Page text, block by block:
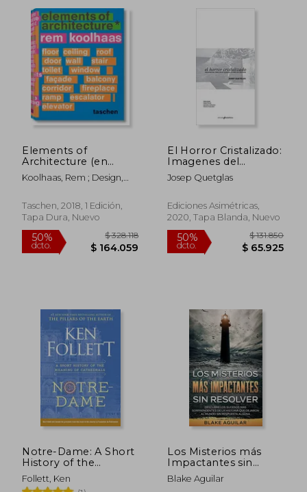
50%
dcto.
$ 118.989
$ 59.495
50%
dcto.
50%
dcto.
Elements of
Architecture (en
Inglés)
Koolhaas, Rem ; Design,
Of ; Trüby, Stephan
Taschen, 2018, 1 Edición,
Tapa Dura, Nuevo
El Horror Cristalizado:
Imagenes del
Pabellón de
Barcelona de Mies
(Arquitectura)
Josep Quetglas
Ediciones Asimétricas,
2020, Tapa Blanda, Nuevo
Notre-Dame: A Short
History of the
Meaning of
Cathedrals (en Inglés)
Follett, Ken
Los Misterios más
Impactantes sin
Resolver: Descubre
los Sucesos más
Blake Aguilar